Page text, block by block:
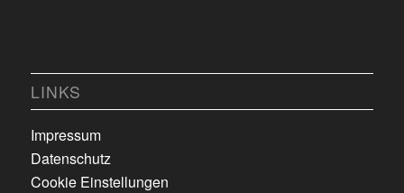
LINKS
Impressum
Datenschutz
Cookie Einstellungen